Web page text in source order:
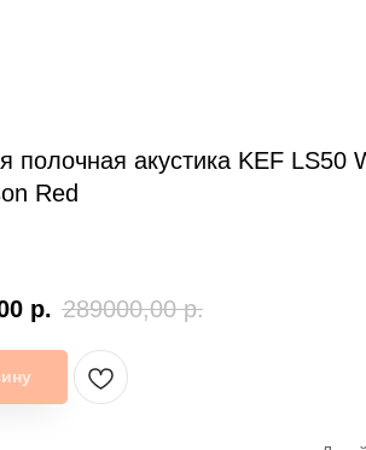
полочная акустика KEF LS50
Red
р. 289000,00 р.